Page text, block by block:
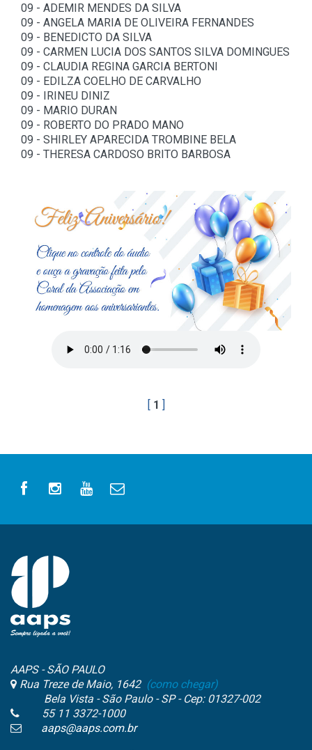
09 - ADEMIR MENDES DA SILVA
09 - ANGELA MARIA DE OLIVEIRA FERNANDES
09 - BENEDICTO DA SILVA
09 - CARMEN LUCIA DOS SANTOS SILVA DOMINGUES
09 - CLAUDIA REGINA GARCIA BERTONI
09 - EDILZA COELHO DE CARVALHO
09 - IRINEU DINIZ
09 - MARIO DURAN
09 - ROBERTO DO PRADO MANO
09 - SHIRLEY APARECIDA TROMBINE BELA
09 - THERESA CARDOSO BRITO BARBOSA
1
AAPS - SÃO PAULO
Rua Treze de Maio, 1642 (como chegar)
Bela Vista - São Paulo - SP - Cep: 01327-002
55 11 3372-1000
aaps@aaps.com.br